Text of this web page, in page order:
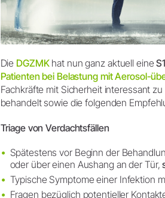
Die DGZMKhat nun ganz aktuell eine
Patienten bei Belastung mit Aerosol-
Fachkräfte mit Sicherheit interessant
behandelt sowie die folgenden
Triage von Verdachtsfällen
Spätestens vor Beginn der
oder über einen Aushang an der Tür,
Typische Symptome einer Infektion
Fragen bezüglich potentieller